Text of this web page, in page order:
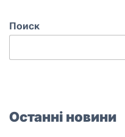
Поиск
Останні новини